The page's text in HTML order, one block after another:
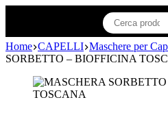
Home CAPELLI Maschere per
SORBETTO – BIOFFICINA